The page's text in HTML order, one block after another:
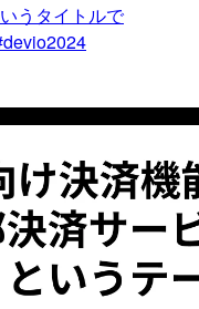
うタイトルで